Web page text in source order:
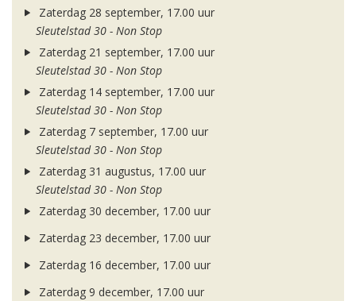
Zaterdag 28 september, 17.00 uur
Sleutelstad 30 - Non Stop
Zaterdag 21 september, 17.00 uur
Sleutelstad 30 - Non Stop
Zaterdag 14 september, 17.00 uur
Sleutelstad 30 - Non Stop
Zaterdag 7 september, 17.00 uur
Sleutelstad 30 - Non Stop
Zaterdag 31 augustus, 17.00 uur
Sleutelstad 30 - Non Stop
Zaterdag 30 december, 17.00 uur
Zaterdag 23 december, 17.00 uur
Zaterdag 16 december, 17.00 uur
Zaterdag 9 december, 17.00 uur